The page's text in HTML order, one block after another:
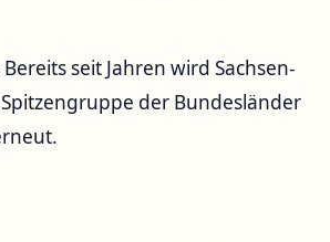
seit Jahren wird Sachsen-
der Bundesländer